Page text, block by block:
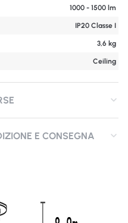
1000 - 1500 lm
IP20 Classe I
3,6 kg
Ceiling
E CONSEGNA